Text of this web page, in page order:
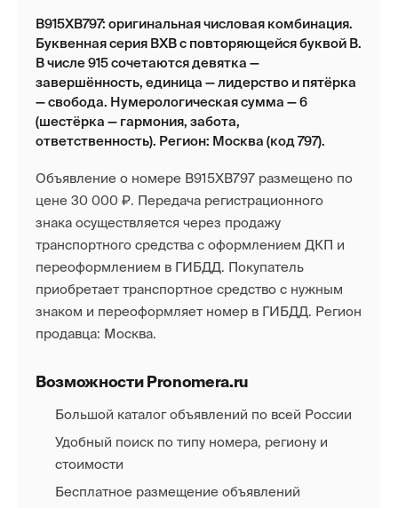
В915ХВ797: оригинальная числовая комбинация.
Буквенная серия ВХВ с повторяющейся буквой В.
В числе 915 сочетаются девятка —
завершённость, единица — лидерство и пятёрка
— свобода. Нумерологическая сумма — 6
(шестёрка — гармония, забота,
ответственность). Регион: Москва (код 797).
Объявление о номере В915ХВ797 размещено по
цене 30 000 ₽. Передача регистрационного
знака осуществляется через продажу
транспортного средства с оформлением ДКП и
переоформлением в ГИБДД. Покупатель
приобретает транспортное средство с нужным
знаком и переоформляет номер в ГИБДД. Регион
продавца: Москва.
Возможности Pronomera.ru
Большой каталог объявлений по всей России
Удобный поиск по типу номера, региону и
стоимости
Бесплатное размещение объявлений